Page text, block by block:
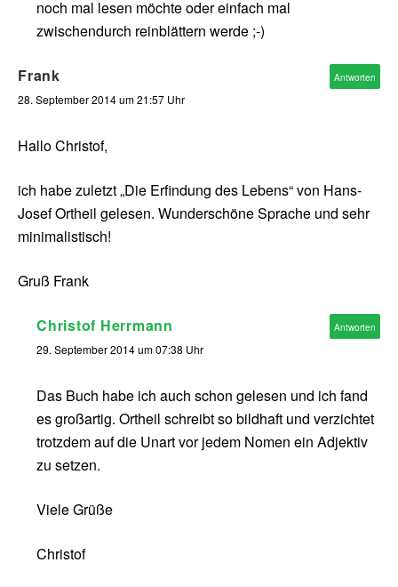
noch mal lesen möchte oder einfach mal
zwischendurch reinblättern werde ;-)
Frank
28. September 2014 um 21:57 Uhr
Hallo Christof,
ich habe zuletzt „Die Erfindung des Lebens“ von Hans-
Josef Ortheil gelesen. Wunderschöne Sprache und sehr
minimalistisch!
Gruß Frank
Antworten
Christof Herrmann
29. September 2014 um 07:38 Uhr
Das Buch habe ich auch schon gelesen und ich fand
es großartig. Ortheil schreibt so bildhaft und verzichtet
trotzdem auf die Unart vor jedem Nomen ein Adjektiv
zu setzen.
Viele Grüße
Christof
Antworten